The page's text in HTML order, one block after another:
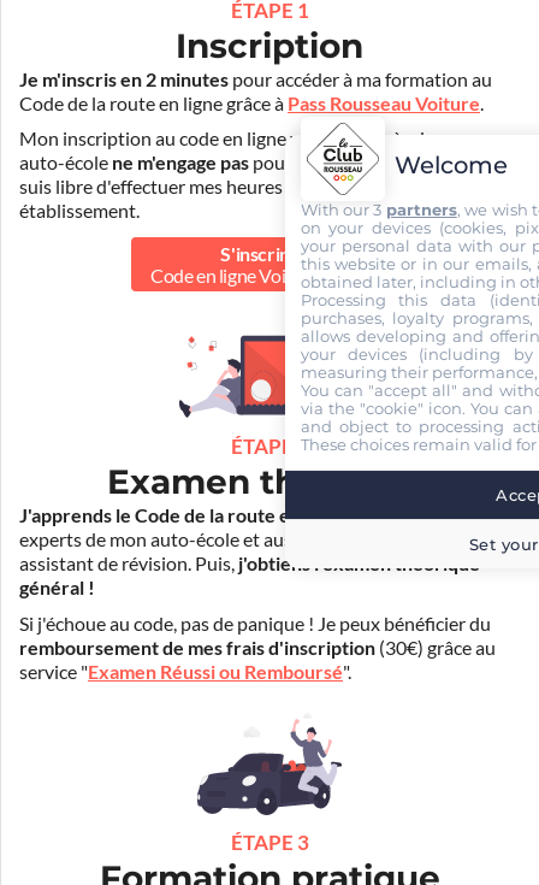
ÉTAPE 1
Inscription
Je m'inscris en 2 minutes pour accéder à ma formation au
Code de la route en ligne grâce à Pass Rousseau Voiture.
Mon inscription au code en ligne voiture auprès de mon
auto-école ne m'engage pas pour la suite de ma formation. Je
suis libre d'effectuer mes heures de conduite dans un autre
établissement.
S'inscrire au
Code en ligne Voiture 40.00 €
ÉTAPE 2
Examen théorique
J'apprends le Code de la route en ligne. Je suis aidé par les
experts de mon auto-école et aussi par Mister Codes, mon
assistant de révision. Puis, j'obtiens l'examen théorique
général !
Si j'échoue au code, pas de panique ! Je peux bénéficier du
remboursement de mes frais d'inscription (30€) grâce au
service "Examen Réussi ou Remboursé".
ÉTAPE 3
Welcome
With our 3 partners, we wish
on your devices (cookies,
your personal data with our
this website or in our emails,
obtained later, including in
Processing this data
purchases, loyalty
allows developing and
your devices (including
measuring their
You can "accept all" and
via the "cookie" icon. You
and object to processing
These choices remain valid
Set